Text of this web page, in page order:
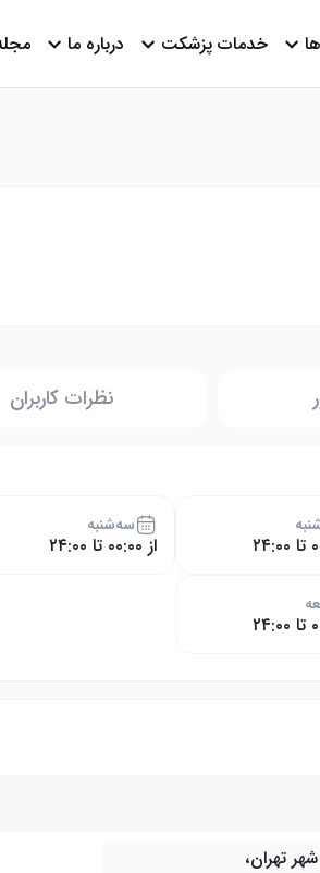
خدمات پزشکت درباره ما
نظرات کاربران
سه‌شنبه
از ۰۰:۰۰ تا ۲۴:۰۰
تهران،